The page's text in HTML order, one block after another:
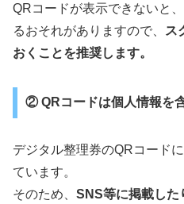
QRコードが表示できないと
るおそれがありますので、
ス
おくことを推奨します。
② QRコードは個人情報を
デジタル整理券のQRコード
ています。
そのため、 SNS等に掲載した